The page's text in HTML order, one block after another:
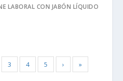
LABORAL CON JABÓN LÍQUIDO
3 4 5 › »